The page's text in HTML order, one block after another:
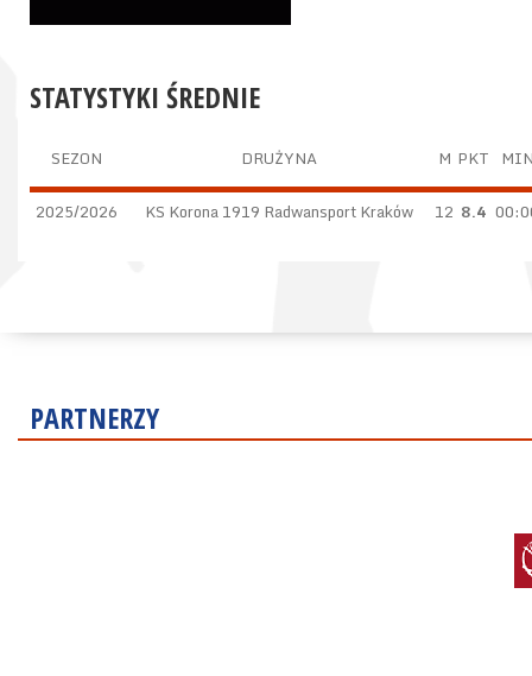
STATYSTYKI ŚREDNIE
SEZON DRUŻYNA M PKT
2025/2026 KS Korona 1919 Radwansport Kraków 12 8.4
PARTNERZY